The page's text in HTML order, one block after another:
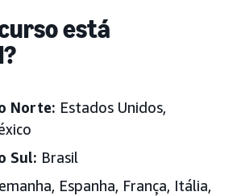
está
Norte: Estados Unidos,
Sul: Brasil
Espanha, França, Itália,